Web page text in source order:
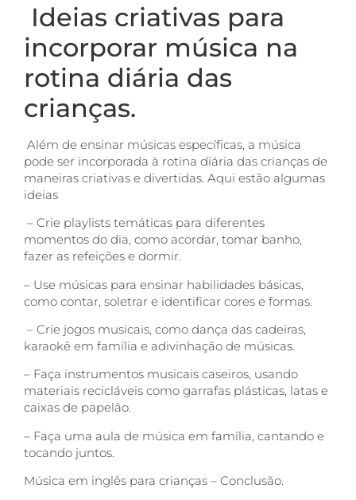
Ideias criativas para
incorporar música na
rotina diária das
crianças.
Além de ensinar músicas específicas, a música
pode ser incorporada à rotina diária das crianças de
maneiras criativas e divertidas. Aqui estão algumas
ideias
– Crie playlists temáticas para diferentes
momentos do dia, como acordar, tomar banho,
fazer as refeições e dormir.
– Use músicas para ensinar habilidades básicas,
como contar, soletrar e identificar cores e formas.
– Crie jogos musicais, como dança das cadeiras,
karaokê em família e adivinhação de músicas.
– Faça instrumentos musicais caseiros, usando
materiais recicláveis como garrafas plásticas, latas e
caixas de papelão.
– Faça uma aula de música em família, cantando e
tocando juntos.
Música em inglês para crianças – Conclusão.